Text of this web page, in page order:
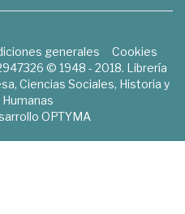
generales
Cookies
© 1948 - 2018. Librería
Ciencias Sociales, Historia y
OPTYMA